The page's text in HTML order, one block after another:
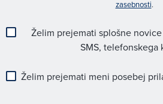
zasebnosti.
Želim prejemati splošne
SMS, telefonskega
Želim prejemati meni posebej